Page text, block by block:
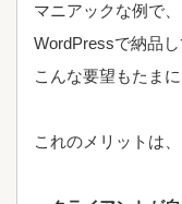
マニアックな例で、
WordPressで納品し
こんな要望もたまに
これのメリットは、